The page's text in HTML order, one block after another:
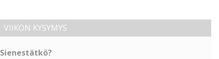
VIIKON KYSYMYS
Sienestätkö?